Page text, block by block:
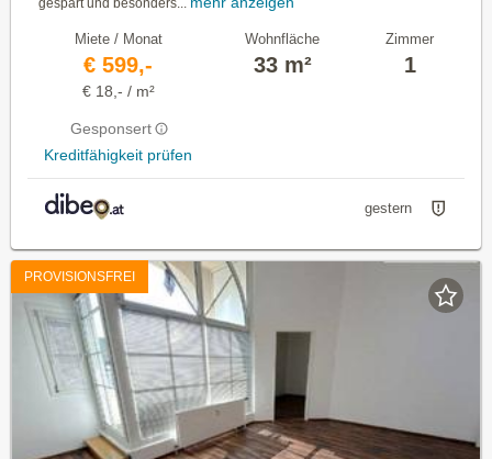
gespart und besonders...
Miete / Monat
€ 599,-
€ 18,- / m²
Gesponsert
Kreditfähigkeit prüfen
Wohnfläche
33 m²
Zimmer
1
gestern
PROVISIONSFREI